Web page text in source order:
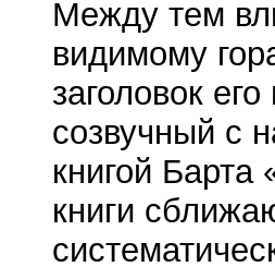
Между тем
видимому
заголовок
созвучный с
книгой
книги